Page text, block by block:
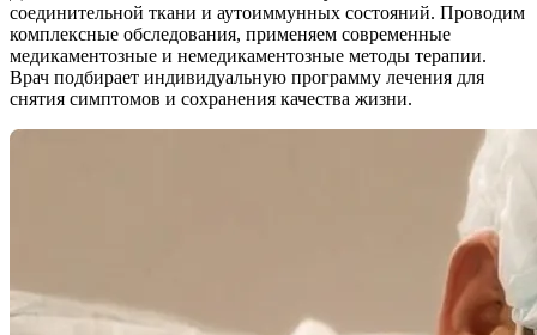
соединительной ткани и аутоиммунных состояний. Проводим
комплексные обследования, применяем современные
медикаментозные и немедикаментозные методы терапии.
Врач подбирает индивидуальную программу лечения для
снятия симптомов и сохранения качества жизни.